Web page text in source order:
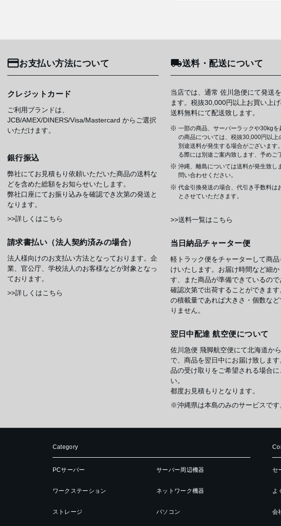
お支払い方法について
クレジットカード
ご利用ブランドは、
JCB/AMEX/DINERS/Visa/Mastercard からご選択
いただけます。
銀行振込
弊社にてお見積もり依頼いただいた商品の送料な
どを含めた総額をお知らせいたします。
弊社口座にてお振り込みを確認でき次第の発送と
なります。
>>詳しくはこちら
請求書払い（法人契約済みの場合）
法人様向けのお支払い方法となっております。企
業、官公庁、学校法人のお客様などが対象となっ
ております。
>>詳しくはこちら
送料・配送について
当店では、通常 佐川急便にて発送
ます。税抜30,000円以上お買い上
送料無料にて配送致します。
一部の商品、サーバーラックや30kgを
の商品については、税抜30,000円以上
別途送料が発生する場合がございます
る際には別途ご案内致します、予めご
沖縄、離島については送料が発生致し
問い合わせください。
代金引換発送の場合、代引き手数料は
とさせていただきます。
>>送料一覧はこちら
当日納品チャーター便
軽トラック便をチャーターして商
けいたします。お届け時間など細か
す、また商品が準備できているの
確認次第で出荷することができます
の積載量であれば大きさ・個数な
りません。
翌日中配達 航空便について
佐川急便 飛脚航空便にて北海道か
で、商品を翌日中にお届け致しま
品の受け取りをご希望される場合に
い。
都度お見積もりとなります。
※沖縄県は本島のみのサービスです
Category
PCサーバー
ワークステーション
ストレージ
サーバー周辺機器
ネットワーク機器
パソコン
セ
よ
会